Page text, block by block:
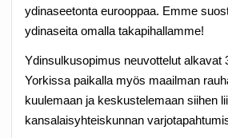
ydinaseetonta eurooppaa. Emme
ydinaseita omalla takapihallamme!
Ydinsulkusopimus neuvottelut alkavat
Yorkissa paikalla myös maailman
kuulemaan ja keskustelemaan siihen
kansalaisyhteiskunnan